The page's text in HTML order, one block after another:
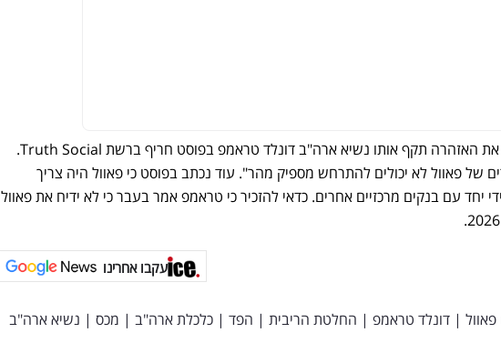
יום לאחר שפאוול שיגר את האזהרה תקף אותו נשיא ארה"ב דונלד טראמפ בפוסט חריף ברשת Truth Social.
של פאוול לא יכולים להתרחש מספיק מהר". עוד נכתב בפוסט כי פאוול היה צריך
יחד עם בנקים מרכזיים אחרים. כדאי להזכיר כי טראמפ אמר בעבר כי לא ידיח את פאוול
עקבו אחרינו
| דונלד טראמפ | החלטת הריבית | הפד | כלכלת ארה"ב | מכס | נשיא ארה"ב